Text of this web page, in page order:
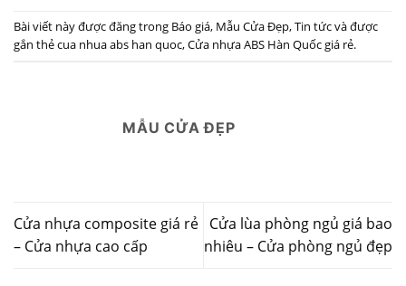
Bài viết này được đăng trong Báo giá, Mẫu Cửa Đẹp,Tin tứcvà được
gắn thẻcua nhua abs han quoc,Cửa nhựa ABS Hàn Quốc giá rẻ.
MẪU CỬA ĐẸP
Cửa nhựa composite giá rẻ
– Cửa nhựa cao cấp
Cửa lùa phòng ngủ giá bao
nhiêu – Cửa phòng ngủ đẹp